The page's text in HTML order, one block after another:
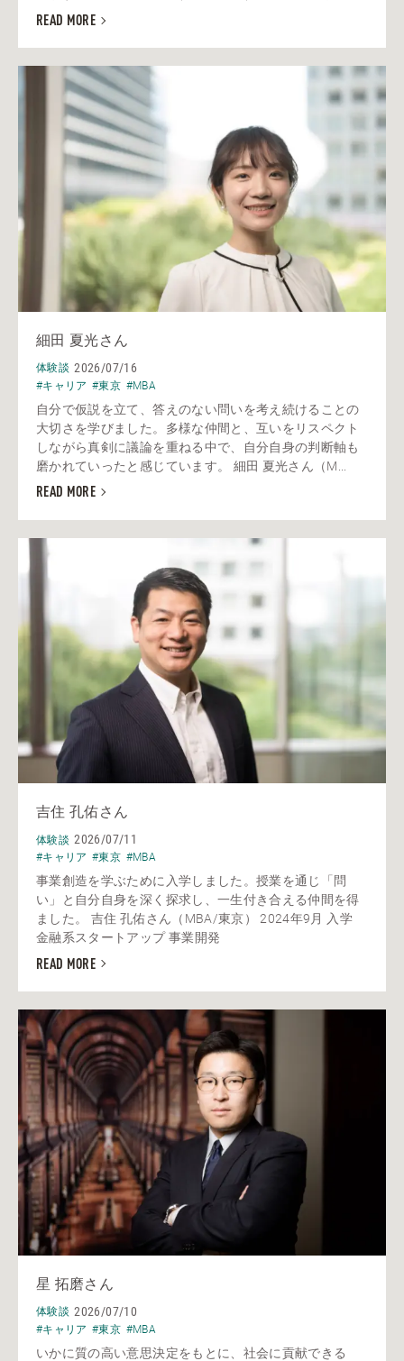
READ MORE
細田 夏光さん
体験談 2026/07/16
#キャリア #東京 #MBA
自分で仮説を立て、答えのない問いを考え続けることの
大切さを学びました。多様な仲間と、互いをリスペクト
しながら真剣に議論を重ねる中で、自分自身の判断軸も
磨かれていったと感じています。 細田 夏光さん（M...
READ MORE
吉住 孔佑さん
体験談 2026/07/11
#キャリア #東京 #MBA
事業創造を学ぶために入学しました。授業を通じ「問
い」と自分自身を深く探求し、一生付き合える仲間を得
ました。 吉住 孔佑さん（MBA/東京） 2024年9月 入学
金融系スタートアップ 事業開発
READ MORE
星 拓磨さん
体験談 2026/07/10
#キャリア #東京 #MBA
いかに質の高い意思決定をもとに、社会に貢献できる